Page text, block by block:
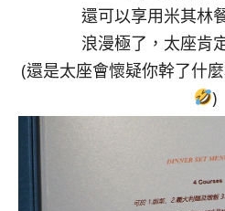
還可以享用米其林
浪漫極了，太座肯
(還是太座會懷疑你幹了什
)